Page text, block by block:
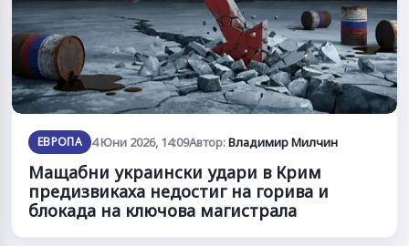
ЕВРОПА 4 Юни 2026, 14:09Автор:Владимир Милчин
Мащабни украински удари в Крим
предизвикаха недостиг на горива и
блокада на ключова магистрала